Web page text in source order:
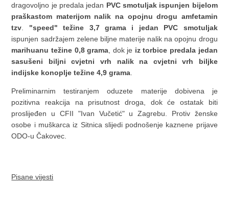
dragovoljno je predala jedan PVC smotuljak ispunjen bijelom
praškastom materijom nalik na opojnu drogu amfetamin
tzv
"speed" težine 3,7 grama i jedan PVC smotuljak
ispunjen sadržajem zelene biljne materije nalik na opojnu drogu
marihuanu težine 0,8 grama , dok je iz torbice predala jedan
sasušeni biljni cvjetni vrh nalik na cvjetni vrh biljke
indijske konoplje težine 4,9 grama
Preliminarnim testiranjem oduzete materije dobivena je
pozitivna reakcija na prisutnost droga, dok će ostatak biti
proslijeđen u CFII "Ivan Vučetić" u Zagrebu. Protiv ženske
osobe i muškarca iz Sitnica slijedi podnošenje kaznene prijave
ODO-u Čakovec.
Pisane vijesti